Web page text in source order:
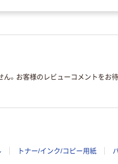
。お客様のレビューコメントをお待
トナー/インク/コピー用紙